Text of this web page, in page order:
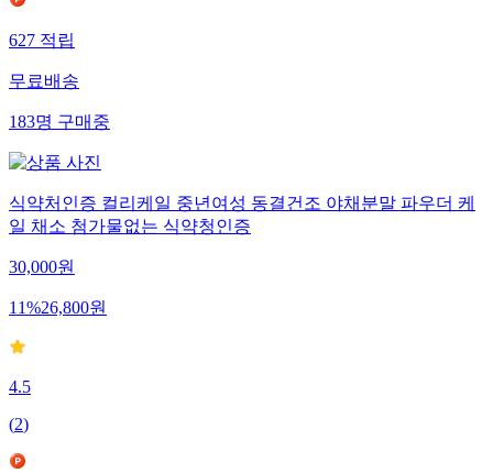
627적립
무료배송
183명구매중
식약처인증 컬리케일 중년여성 동결건조 야채분말 파우더 케
일 채소 첨가물없는 식약청인증
30,000원
11%26,800원
4.5
(2)